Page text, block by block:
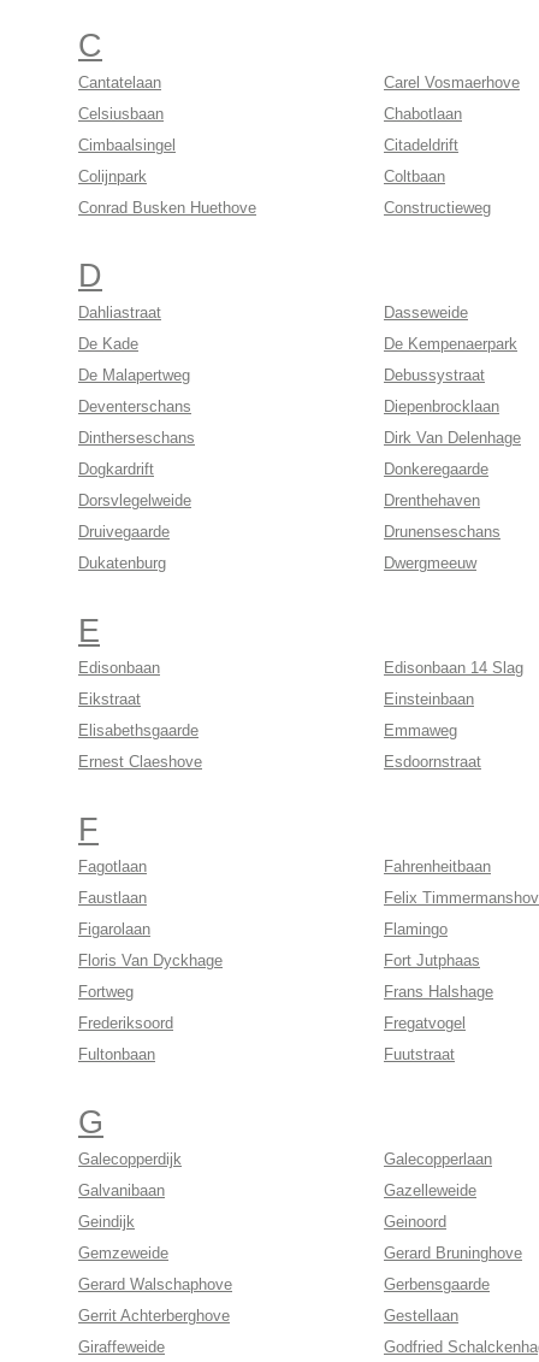
C
Cantatelaan
Carel Vosmaerhove
Celsiusbaan
Chabotlaan
Cimbaalsingel
Citadeldrift
Colijnpark
Coltbaan
Conrad Busken Huethove
Constructieweg
D
Dahliastraat
Dasseweide
De Kade
De Kempenaerpark
De Malapertweg
Debussystraat
Deventerschans
Diepenbrocklaan
Dintherseschans
Dirk Van Delenhage
Dogkardrift
Donkeregaarde
Dorsvlegelweide
Drenthehaven
Druivegaarde
Drunenseschans
Dukatenburg
Dwergmeeuw
E
Edisonbaan
Edisonbaan 14 Slag
Eikstraat
Einsteinbaan
Elisabethsgaarde
Emmaweg
Ernest Claeshove
Esdoornstraat
F
Fagotlaan
Fahrenheitbaan
Faustlaan
Felix
Figarolaan
Flamingo
Floris Van Dyckhage
Fort Jutphaas
Fortweg
Frans Halshage
Frederiksoord
Fregatvogel
Fultonbaan
Fuutstraat
G
Galecopperdijk
Galecopperlaan
Galvanibaan
Gazelleweide
Geindijk
Geinoord
Gemzeweide
Gerard Bruninghove
Gerard Walschaphove
Gerbensgaarde
Gerrit Achterberghove
Gestellaan
Giraffeweide
Godfried